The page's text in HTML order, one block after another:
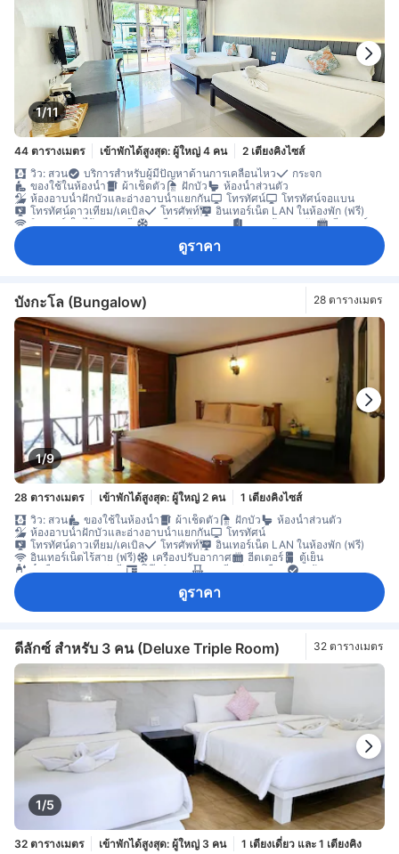
1/11
44 ตารางเมตร เข้าพักได้สูงสุด: ผู้ใหญ่ 4 คน
2 เตียงคิงไซส์
วิว: สวน
บริการสำหรับผู้มีปัญหาด้านการเคลื่อนไหว
กระจก
ของใช้ในห้องน้ำ
ผ้าเช็ดตัว ฝักบัว
ห้องน้ำส่วนตัว
ห้องอาบน้ำฝักบัวและอ่างอาบน้ำแยกกัน
โทรทัศน์
โทรทัศน์จอแบน
โทรทัศน์ดาวเทียม/เคเบิล
โทรศัพท์
อินเทอร์เน็ต LAN ในห้องพัก (ฟรี)
อินเทอร์เน็ตไร้สาย (ฟรี)
เครื่องปรับอากาศ ทางเข้าส่วนตัว
ฮีตเตอร์
โต๊ะทำงาน
ดูราคา
บังกะโล (Bungalow) 28 ตารางเมตร
1/9
28 ตารางเมตร เข้าพักได้สูงสุด: ผู้ใหญ่ 2 คน
1 เตียงคิงไซส์
วิว: สวน
ของใช้ในห้องน้ำ ผ้าเช็ดตัว ฝักบัว
ห้องน้ำส่วนตัว
ห้องอาบน้ำฝักบัวและอ่างอาบน้ำแยกกัน
โทรทัศน์
โทรทัศน์ดาวเทียม/เคเบิล
โทรศัพท์
อินเทอร์เน็ต LAN ในห้องพัก (ฟรี)
อินเทอร์เน็ตไร้สาย (ฟรี)
เครื่องปรับอากาศ ฮีตเตอร์
ตู้เย็น
น้ำดื่มบรรจุขวด (ฟรี)
โต๊ะทำงาน ระเบียง/ชานเรือน
หน้าต่าง
ดูราคา
ดีลักซ์ สำหรับ 3 คน (Deluxe Triple Room) 32 ตารางเมตร
1/5
32 ตารางเมตร เข้าพักได้สูงสุด: ผู้ใหญ่ 3 คน 1 เตียงเดี่ยว และ 1 เตียงคิง